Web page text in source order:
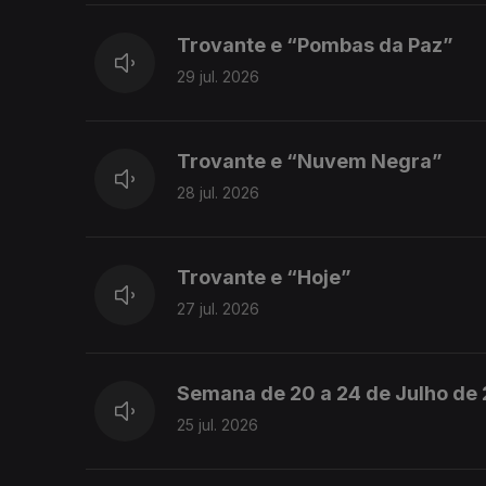
Trovante e “Pombas da Paz”
29 jul. 2026
Trovante e “Nuvem Negra”
28 jul. 2026
Trovante e “Hoje”
27 jul. 2026
Semana de 20 a 24 de Julho de
25 jul. 2026